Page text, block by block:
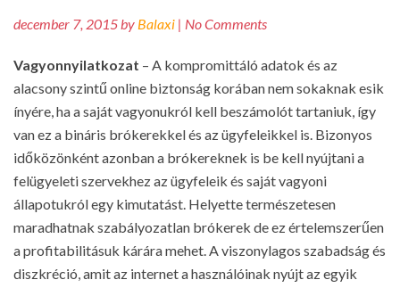
december 7, 2015 by Balaxi | No Comments
Vagyonnyilatkozat – A kompromittáló adatok és az
alacsony szintű online biztonság korában nem sokaknak esik
ínyére, ha a saját vagyonukról kell beszámolót tartaniuk, így
van ez a bináris brókerekkel és az ügyfeleikkel is. Bizonyos
időközönként azonban a brókereknek is be kell nyújtani a
felügyeleti szervekhez az ügyfeleik és saját vagyoni
állapotukról egy kimutatást. Helyette természetesen
maradhatnak szabályozatlan brókerek de ez értelemszerűen
a profitabilitásuk kárára mehet. A viszonylagos szabadság és
diszkréció, amit az internet a használóinak nyújt az egyik